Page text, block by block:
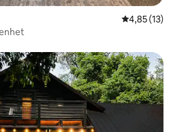
4,85 av 5 i
4,85 (13)